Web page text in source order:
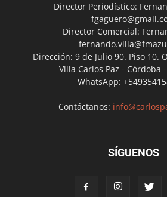
Director Periodístico:
Director Comercial:
Dirección: 9 de Julio 90. Piso 10.
Villa Carlos Paz - Córdoba
WhatsApp:
Contáctanos:
SÍGUENOS